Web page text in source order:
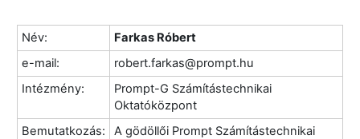
Név:
Farkas Róbert
e-mail:
robert.farkas@prompt.hu
Intézmény:
Prompt-G Számítástechnikai
Oktatóközpont
Bemutatkozás:
A gödöllői Prompt Számítástechnikai